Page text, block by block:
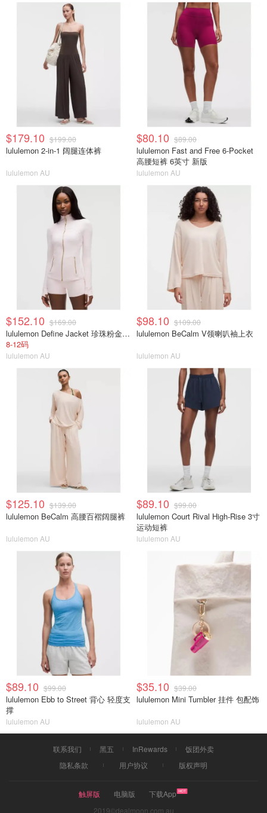
$179.10 $199.00
lululemon 2-in-1 阔腿连体裤
lululemon AU
$80.10 $89.00
lululemon Fast and Free 6-Pocket
高腰短裤 6英寸 新版
lululemon AU
$152.10 $169.00
lululemon Define Jacket 珍珠粉金拉链
8-12码
lululemon AU
$98.10 $109.00
lululemon BeCalm V领喇叭袖上衣
lululemon AU
$125.10 $139.00
lululemon BeCalm 高腰百褶阔腿裤
lululemon AU
$89.10 $99.00
lululemon Court Rival High-Rise 3寸
运动短裤
lululemon AU
$89.10 $99.00
lululemon Ebb to Street 背心 轻度支
撑
lululemon AU
$35.10 $39.00
lululemon Mini Tumbler 挂件 包配饰
lululemon AU
联系我们 黑五 InRewards
饭团外卖
隐私条款
用户协议 版权声明
触屏版 电脑版
下载App
2019©dealmoon.com.au